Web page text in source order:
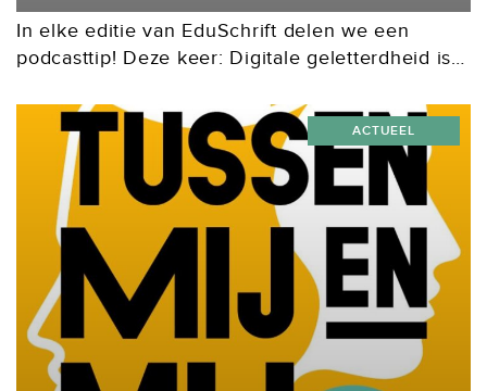
In elke editie van EduSchrift delen we een
podcasttip! Deze keer: Digitale geletterdheid is
is van iedereen, van onderwijsprofessional Rhea
Flohr, verkent hoe digitale...
ACTUEEL